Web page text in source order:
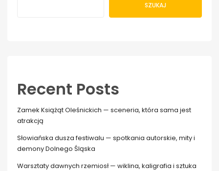
SZUKAJ
Recent Posts
Zamek Książąt Oleśnickich — sceneria, która sama jest
atrakcją
Słowiańska dusza festiwalu — spotkania autorskie, mity i
demony Dolnego Śląska
Warsztaty dawnych rzemiosł — wiklina, kaligrafia i sztuka